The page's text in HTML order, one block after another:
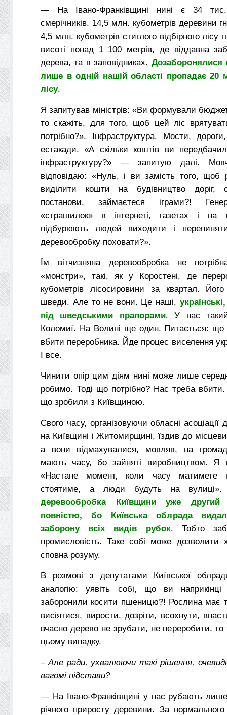
— На Івано-Франківщині нині є 34
смерічників. 14,5 млн. кубометрів деревини
4,5 млн. кубометрів стиглого відбірного лісу
висоті понад 1 100 метрів, де віддавна
дерева, та в заповідниках.
лише в одній нашій області пропадає 20
лісу.
Я запитував міністрів: «Ви формували
то скажіть, для того, щоб цей ліс
потрібно?». Інфраструктура. Мости, дороги,
естакади. «А скільки коштів ви
інфраструктуру?» — запитую далі.
відповідаю: «Нуль, і ви замість того, щоб
виділити кошти на будівництво доріг,
постанови, займаєтеся іграми?!
«страшилок» в інтернеті, газетах і на
підбурюють людей виходити і
деревообробку поховати?».
Їм вітчизняна деревообробка не
«монстри», такі, як у Коростені, де
кубометрів лісосировини за квартал.
шведи. Але то не вони. Це наші,
під шведськими прапорами. У нас
Коломиї. На Волині ще один. Питається: що
вбити переробника. Йде процес виселення
І все.
Чинити опір цим діям нині може лише
робимо. Тоді що потрібно? Нас треба
що зробили з Київщиною.
Свого часу, організовуючи обласні асоціації
на Київщині і Житомирщині, їздив до
а вони відмахувалися, мовляв, на
мають часу, бо зайняті виробництвом. Я
«Настане момент, коли часу матимете
стоятиме, а люди будуть на
деревообробка Київщини уже другий
повністю, бо Київська облрада
заборону всіх видів рубок. Тобто
промисловість. Таке собі може дозволити
сповна розуму.
В розмові з депутатами Київської
аналогію: уявіть собі, що ви
заборонили косити пшеницю?! Рослина має
висіятися, вирости, дозріти, всохнути,
вчасно дерево не зрубати, не переробити, то
цьому випадку.
–Але ради, ухвалюючи такі рішення,
вагомі підстави?
— На Івано-Франківщині у нас рубають лише
річного приросту деревини. За